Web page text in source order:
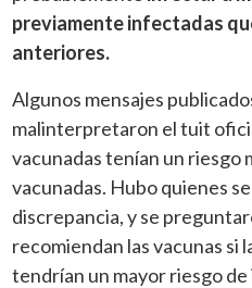
previamente infectadas
anteriores.
Algunos mensajes
malinterpretaron el tuit
vacunadas tenían un riesgo
vacunadas. Hubo quienes
discrepancia, y se
recomiendan las vacunas si
tendrían un mayor riesgo